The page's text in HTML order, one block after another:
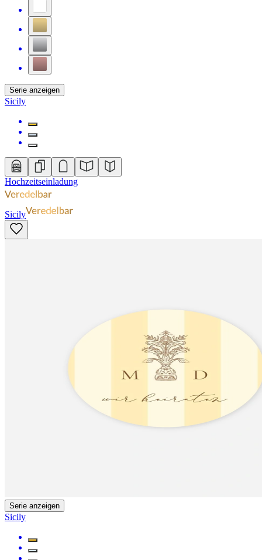
Serie anzeigen
Sicily
Hochzeitseinladung
Sicily
Serie anzeigen
Sicily